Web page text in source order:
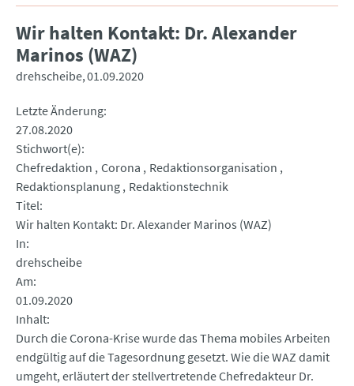
Wir halten Kontakt: Dr. Alexander
Marinos (WAZ)
drehscheibe 01.09.2020
Letzte Änderung
27.08.2020
Stichwort(e)
Chefredaktion Corona
Redaktionsorganisation
Redaktionsplanung Redaktionstechnik
Titel
Wir halten Kontakt: Dr. Alexander Marinos (WAZ)
In
drehscheibe
Am
01.09.2020
Inhalt
Durch die Corona-Krise wurde das Thema mobiles Arbeiten
endgültig auf die Tagesordnung gesetzt. Wie die WAZ damit
umgeht, erläutert der stellvertretende Chefredakteur Dr.